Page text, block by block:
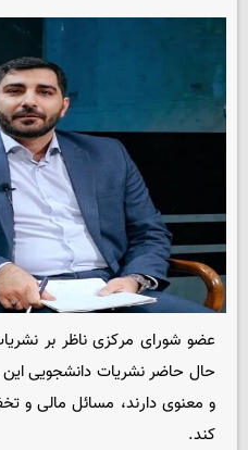
عضو شورای مرکزی ناظر بر
حال حاضر نشریات دانشجویی این
و معنوی دارند، مسائل مالی و
کند.